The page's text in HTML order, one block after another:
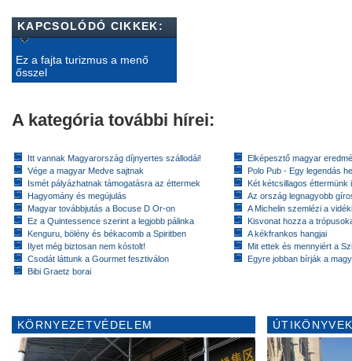
KAPCSOLÓDÓ CIKKEK:
Ez a fajta turizmus a menő
ősszel
A kategória további hírei:
Itt vannak Magyarország díjnyertes szállodái!
Vége a magyar Medve sajtnak
Ismét pályázhatnak támogatásra az éttermek
Hagyomány és megújulás
Magyar továbbjutás a Bocuse D Or-on
Ez a Quintessence szerint a legjobb pálinka
Kenguru, bölény és békacomb a Spiritben
Ilyet még biztosan nem kóstolt!
Csodát láttunk a Gourmet fesztiválon
Bibi Graetz borai
Elképesztő magyar
Polo Pub - Egy legendás
Két kétcsillagos éttermünk
Az ország legnagyobb
A Michelin szemlézi a
Kisvonat hozza a
A kékfrankos hangjai
Mit ettek és mennyiért a
Egyre jobban bírják a
KÖRNYEZETVÉDELEM